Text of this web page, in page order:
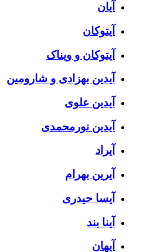
آیان
آیتوکان
آیتوکان و ویناک
آیدین بهزادی و شارومین
آیدین علوی
آیدین نورمحمدی
آیراد
آیرین بهرام
آیسا حیدری
آینا بند
آیهان